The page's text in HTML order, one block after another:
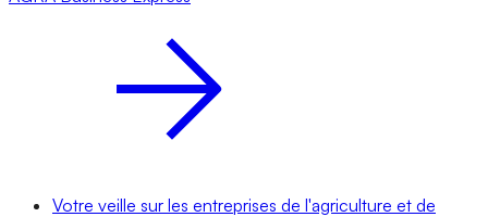
Votre veille sur les entreprises de l'agriculture et de